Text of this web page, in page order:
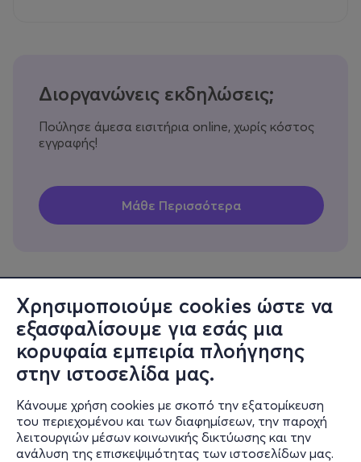
Χρησιμοποιούμε cookies ώστε να
εξασφαλίσουμε για εσάς μια
κορυφαία εμπειρία πλοήγησης
στην ιστοσελίδα μας.
Κάνουμε χρήση cookies με σκοπό την εξατομίκευση
του περιεχομένου και των διαφημίσεων, την παροχή
λειτουργιών μέσων κοινωνικής δικτύωσης και την
ανάλυση της επισκεψιμότητας των ιστοσελίδων μας.
Διοργανώνεις εκδηλώσεις;
Πούλησε άμεσα εισιτήρια online, χωρίς κόστος
εγγραφής!
Πληροφορίες
Υποστήριξη
Stay Connected